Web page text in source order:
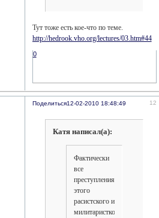
Тут тоже есть кое-что по теме.
http://hedrook.vho.org/lectures/03.htm#44
0
Поделиться 12
12-02-2010 18:48:49
Катя написал(а):
Фактически
все
преступления
этого
расистского и
милитаристкого